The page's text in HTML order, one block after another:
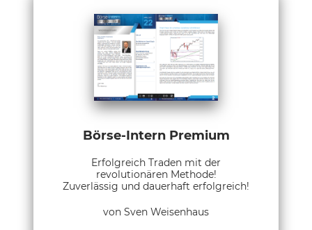
Börse-Intern Premium
Erfolgreich Traden mit der
revolutionären Methode!
Zuverlässig und dauerhaft erfolgreich!
von Sven Weisenhaus